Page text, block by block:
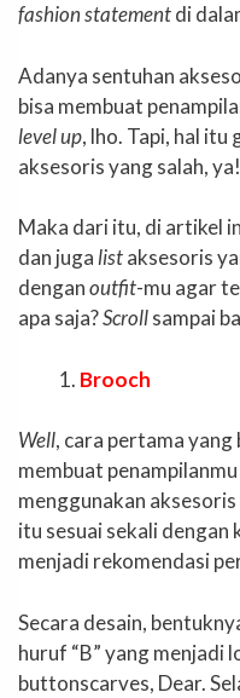
fashion statementdi
Adanya sentuhan
bisa membuat
level up, lho. Tapi, hal itu
aksesoris yang salah, ya!
Maka dari itu, di artikel
dan juga listaksesoris
denganoutfit-mu agar
apa saja?Scrollsampai
Brooch
Well, cara pertama yang
membuat
menggunakan
itu sesuai sekali
menjadi rekomendasi
Secara desain,
huruf “B” yang menjadi
buttonscarves, Dear.